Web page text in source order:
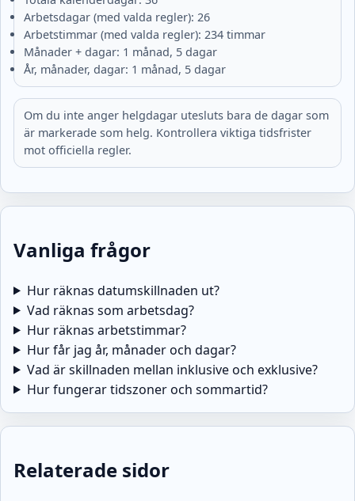
Arbetsdagar (med valda regler): 26
Arbetstimmar (med valda regler): 234 timmar
Månader + dagar: 1 månad, 5 dagar
År, månader, dagar: 1 månad, 5 dagar
Om du inte anger helgdagar utesluts bara de dagar som
är markerade som helg. Kontrollera viktiga tidsfrister
mot officiella regler.
Vanliga frågor
Hur räknas datumskillnaden ut?
Vad räknas som arbetsdag?
Hur räknas arbetstimmar?
Hur får jag år, månader och dagar?
Vad är skillnaden mellan inklusive och exklusive?
Hur fungerar tidszoner och sommartid?
Relaterade sidor